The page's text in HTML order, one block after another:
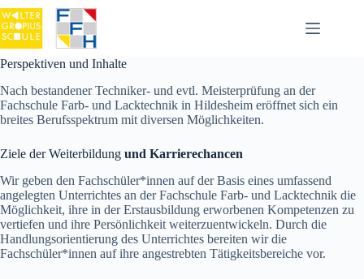
Zum
Inhalt
springen
Perspektiven und Inhalte
Nach bestandener Techniker- und evtl. Meisterprüfung an der
Fachschule Farb- und Lacktechnik in Hildesheim eröffnet sich ein
breites Berufsspektrum mit diversen Möglichkeiten.
Ziele der Weiterbildung und Karrierechancen
Wir geben den Fachschüler*innen auf der Basis eines umfassend
angelegten Unterrichtes an der Fachschule Farb- und Lacktechnik die
Möglichkeit, ihre in der Erstausbildung erworbenen Kompetenzen zu
vertiefen und ihre Persönlichkeit weiterzuentwickeln. Durch die
Handlungsorientierung des Unterrichtes bereiten wir die
Fachschüler*innen auf ihre angestrebten Tätigkeitsbereiche vor.